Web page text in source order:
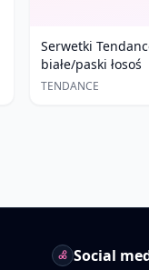
Serwetki
białe/paski łosoś
TENDANCE
Social